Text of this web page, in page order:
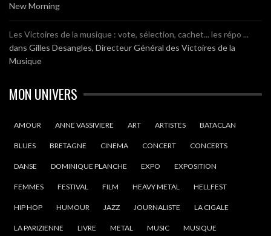
New Morning
Les Victoires de la musique : vote, sélection, cachet... les répo ...
dans Gilles Desangles, Directeur Général des Victoires de la
Musique
MON UNIVERS
AMOUR ANNE VASSIVIERE ART ARTISTES BATACLAN
BLUES BRETAGNE CINEMA CONCERT CONCERTS
DANSE DOMINIQUE PLANCHE EXPO EXPOSITION
FEMMES FESTIVAL FILM HEAVY METAL HELLFEST
HIP HOP HUMOUR JAZZ JOURNALISTE LA CIGALE
LA PARIZIENNE LIVRE METAL MUSIC MUSIQUE